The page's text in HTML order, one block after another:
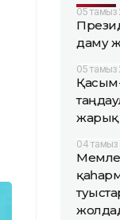
05 тамыз
даму
05 тамыз
жарық
04 тамыз